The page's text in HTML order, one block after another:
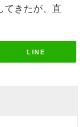
てきたが、直
LINE